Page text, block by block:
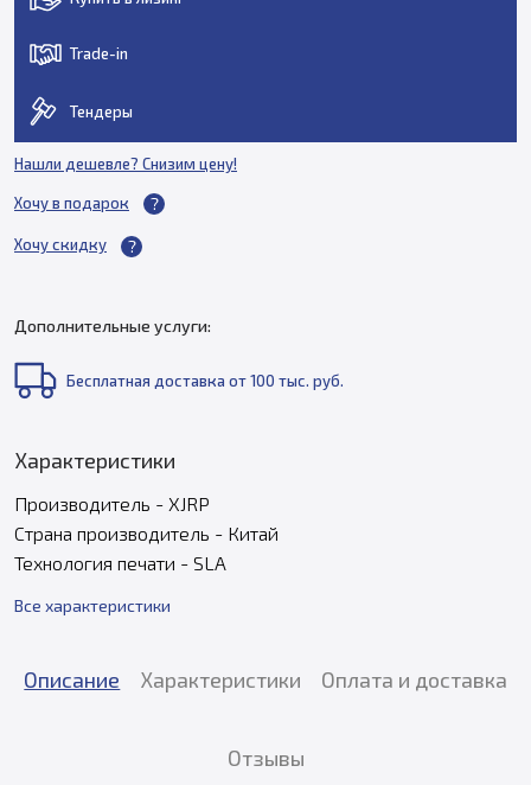
Trade-in
Тендеры
Нашли дешевле? Снизим цену!
Хочу в подарок
Хочу скидку
Дополнительные услуги:
Бесплатная доставка от 100 тыс. руб.
Характеристики
Производитель - XJRP
Страна производитель - Китай
Технология печати - SLA
Все характеристики
Описание Характеристики Оплата и доставка
Отзывы